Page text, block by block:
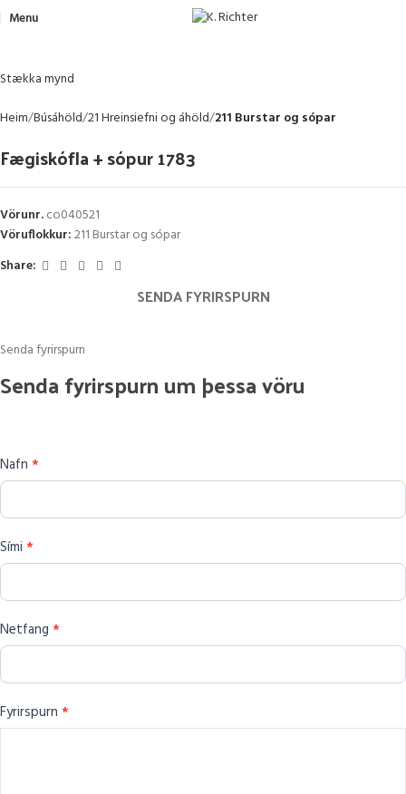
Menu
Stækka mynd
Heim Búsáhöld 21 Hreinsiefni og áhöld 211 Burstar og sópar
Fægiskófla + sópur 1783
Vörunr.co040521
Vöruflokkur:211 Burstar og sópar
Share:
SENDA FYRIRSPURN
Senda fyrirspurn
Senda
fyrirspurn
þessa
vöru
Senda fyrirspurn um þessa vöru
Nafn *
Sími *
Netfang *
Fyrirspurn *